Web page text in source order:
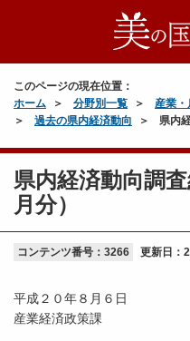
このページの現在位置：
ホーム
分野別一覧 産業・
過去の県内経済動向
県内
県内経済動向調
月分）
コンテンツ番号：3266 更新日：
平成２０年８月６日
産業経済政策課